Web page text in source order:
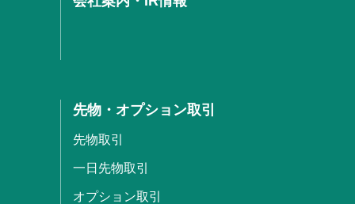
先物・オプション取引
先物取引
一日先物取引
オプション取引